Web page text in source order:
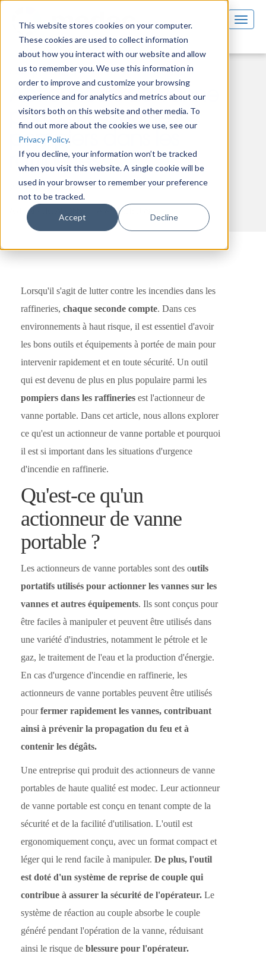
This website stores cookies on your computer.
These cookies are used to collect information
about how you interact with our website and allow
us to remember you. We use this information in
order to improve and customize your browsing
experience and for analytics and metrics about our
visitors both on this website and other media. To
find out more about the cookies we use, see our
Privacy Policy.
If you decline, your information won’t be tracked
when you visit this website. A single cookie will be
used in your browser to remember your preference
not to be tracked.
Accept Decline
ARP Applications ARP Secteurs
Actionneurs de vanne
portables pour les
pompiers dans les
raffineries
24 mai 2023
ARP APPLICATIONS ARP SECTEURS
Lorsqu'il s'agit de lutter contre les incendies dans les
raffineries, chaque seconde compte. Dans ces
environnements à haut risque, il est essentiel d'avoir
les bons outils et équipements à portée de main pour
intervenir rapidement et en toute sécurité. Un outil
qui est devenu de plus en plus populaire parmi les
pompiers dans les raffineries est l'actionneur de
vanne portable. Dans cet article, nous allons explorer
ce qu'est un actionneur de vanne portable et pourquoi
il est si important dans les situations d'urgence
d'incendie en raffinerie.
Qu'est-ce qu'un
actionneur de vanne
portable ?
Les actionneurs de vanne portables sont des outils
portatifs utilisés pour actionner les vannes sur les
vannes et autres équipements. Ils sont conçus pour
être faciles à manipuler et peuvent être utilisés dans
une variété d'industries, notamment le pétrole et le
gaz, le traitement de l'eau et la production d'énergie.
En cas d'urgence d'incendie en raffinerie, les
actionneurs de vanne portables peuvent être utilisés
pourfermer rapidement les vannes, contribuant
ainsi à prévenir la propagation du feu et à
contenir les dégâts.
Une entreprise qui produit des actionneurs de vanne
portables de haute qualité est modec. Leur actionneur
de vanne portable est conçu en tenant compte de la
sécurité et de la facilité d'utilisation. L'outil est
ergonomiquement conçu, avec un format compact et
léger qui le rend facile à manipuler. De plus, l'outil
est doté d'un système de reprise de couple qui
contribue à assurer la sécurité de l'opérateur. Le
système de réaction au couple absorbe le couple
généré pendant l'opération de la vanne, réduisant
ainsi le risque de blessure pour l'opérateur.